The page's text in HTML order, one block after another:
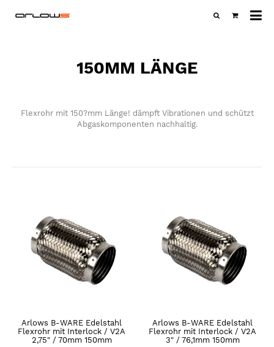
150MM LÄNGE
Flexrohr mit 150?mm Länge! dämpft Vibrationen und schützt
Abgaskomponenten nachhaltig.
Arlows B-WARE Edelstahl
Flexrohr mit Interlock / V2A
2,75" / 70mm 150mm
Arlows B-WARE Edelstahl
Flexrohr mit Interlock / V2A
3" / 76,1mm 150mm